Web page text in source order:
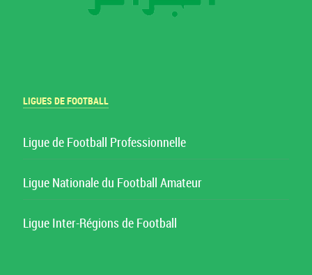
LIGUES DE FOOTBALL
Ligue de Football Professionnelle
Ligue Nationale du Football Amateur
Ligue Inter-Régions de Football